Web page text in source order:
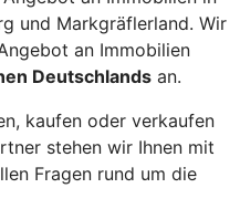
und Markgräflerland. Wir
an Immobilien
Deutschlands an.
kaufen oder verkaufen
stehen wir Ihnen mit
Fragen rund um die